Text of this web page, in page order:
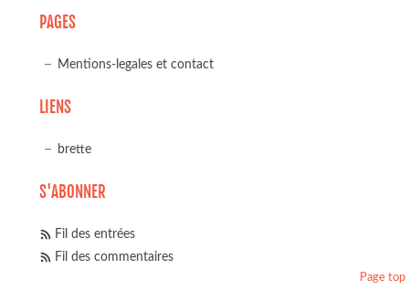
PAGES
Mentions-legales et contact
LIENS
brette
S'ABONNER
Fil des entrées
Fil des commentaires
Page top